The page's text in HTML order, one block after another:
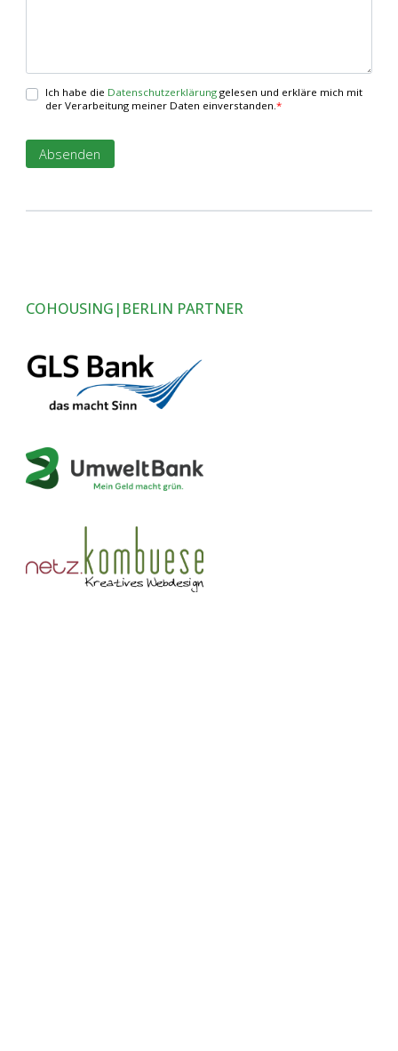
Ich habe die Datenschutzerklärunggelesen und erkläre mich mit
der Verarbeitung meiner Daten einverstanden.*
COHOUSING|BERLIN PARTNER